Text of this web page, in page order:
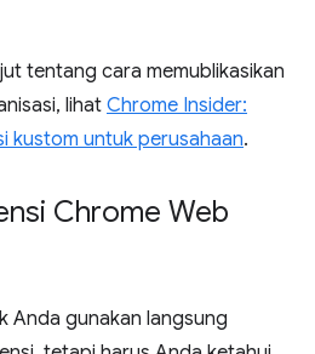
tentang cara memublikasikan
lihat Chrome Insider:
kustom untuk perusahaan.
Chrome Web
Anda gunakan langsung